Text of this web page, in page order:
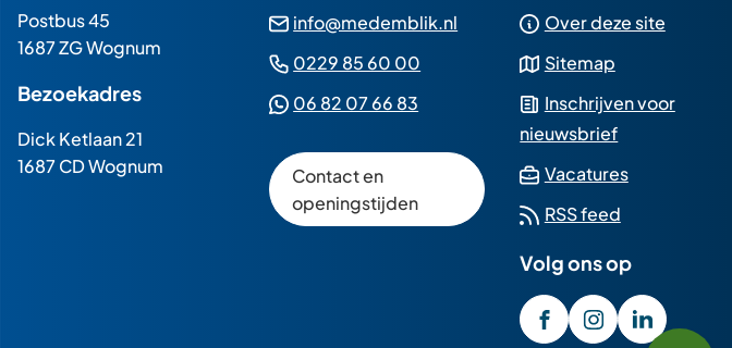
het
begin
van
paginainhoud
Postbus 45
1687 ZG Wognum
Bezoekadres
Dick Ketlaan 21
1687 CD Wognum
info@medemblik.nl (Verwijst
mailadres)
0229 85 60 00
telefoonnummer)
06 82 07 66 83
een
Whatsapp
telefoonnummer)
Contact en
openingstijden
Over deze site
Sitemap
Inschrijven voor
nieuwsbrief
Vacatures(Verwijst
externe
website)
RSS feed
Volg ons op
/
(Verwijst(Verwijst(Verwijst